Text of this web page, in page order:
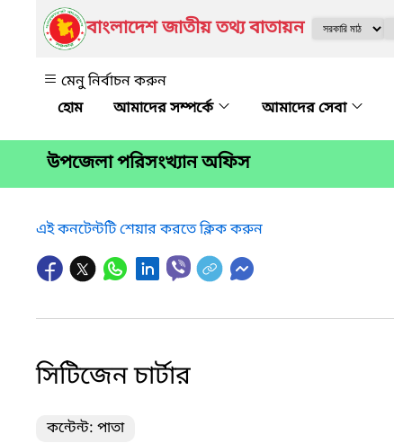
বাংলাদেশ জাতীয় তথ্য বাতায়ন
মেনু নির্বাচন করুন
আমাদের সম্পর্কে
আমাদের সেবা
উপজেলা পরিসংখ্যান অফিস
এই কনটেন্টটি শেয়ার করতে ক্লিক করুন
সিটিজেন চার্টার
কন্টেন্ট: পাতা